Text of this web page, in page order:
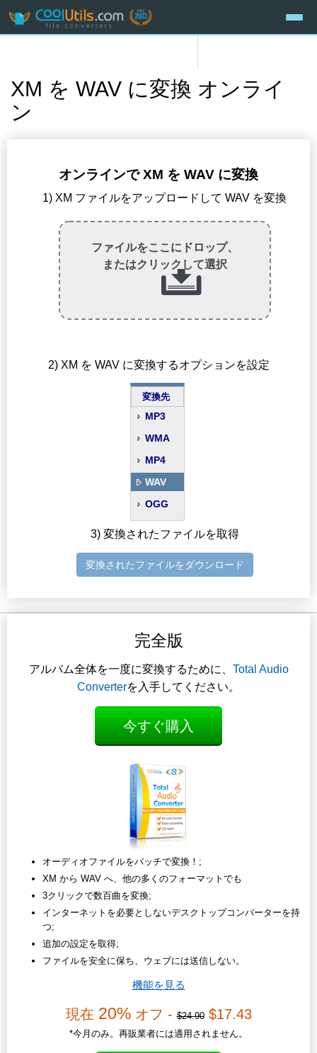
XM を WAV に変換 オンライ
ン
オンラインで XM を WAV に変換
1) XM ファイルをアップロードして WAV を変換
ファイルをここにドロップ、
またはクリックして選択
2) XM を WAV に変換するオプションを設定
変換先
MP3
WMA
MP4
WAV
OGG
3) 変換されたファイルを取得
変換されたファイルをダウンロード
完全版
アルバム全体を一度に変換するために、 Total Audio
Converterを入手してください。
今すぐ購入
オーディオファイルをバッチで変換！;
XM から WAV へ、他の多くのフォーマットでも
3クリックで数百曲を変換;
インターネットを必要としないデスクトップコンバーターを持
つ;
追加の設定を取得;
ファイルを安全に保ち、ウェブには送信しない。
機能を見る
現在 20%オフ -$24.90$17.43
*今月のみ。再販業者には適用されません。